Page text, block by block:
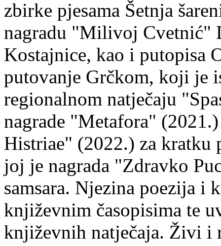
zbirke pjesama Šetnja
nagradu "Milivoj Cvetnić"
Kostajnice, kao i putopisa
putovanje Grčkom, koji je
regionalnom natječaju
nagrade "Metafora"
Histriae" (2022.) za kratku
joj je nagrada "Zdravko
samsara. Njezina poezija i
književnim časopisima te
književnih natječaja. Živi i